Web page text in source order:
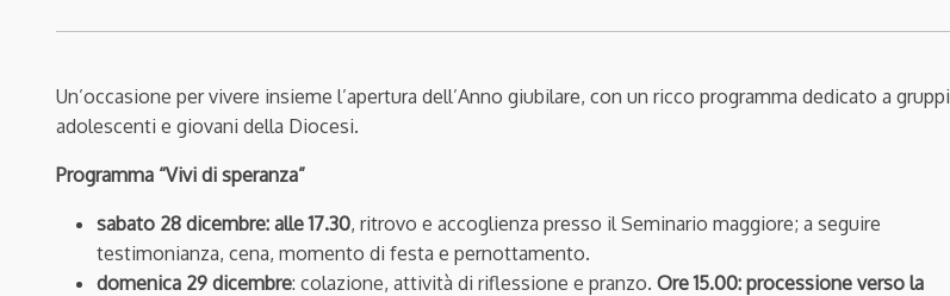
Un’occasione per vivere insieme l’apertura dell’Anno giubilare, con un ricco programma dedicato a gruppi
adolescenti e giovani della Diocesi.
Programma “Vivi di speranza”
sabato 28 dicembre: alle 17.30, ritrovo e accoglienza presso il Seminario maggiore; a seguire
testimonianza, cena, momento di festa e pernottamento.
domenica 29 dicembre: colazione, attività di riflessione e pranzo. Ore 15.00: processione verso la